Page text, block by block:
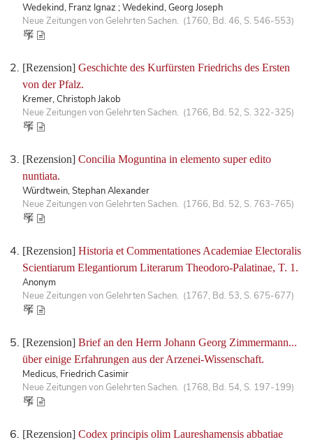
Wedekind, Franz Ignaz ; Wedekind, Georg Joseph
Neue Zeitungen von Gelehrten Sachen. (1760, Bd. 46, S. 546-553)
[Rezension] Geschichte des Kurfürsten Friedrichs des Ersten
von der Pfalz.
Kremer, Christoph Jakob
Neue Zeitungen von Gelehrten Sachen. (1766, Bd. 52, S. 322-325)
[Rezension] Concilia Moguntina in elemento super edito
nuntiata.
Würdtwein, Stephan Alexander
Neue Zeitungen von Gelehrten Sachen. (1766, Bd. 52, S. 763-765)
[Rezension] Historia et Commentationes Academiae Electoralis
Scientiarum Elegantiorum Literarum Theodoro-Palatinae, T. 1.
Anonym
Neue Zeitungen von Gelehrten Sachen. (1767, Bd. 53, S. 675-677)
[Rezension] Brief an den Herrn Johann Georg Zimmermann...
über einige Erfahrungen aus der Arzenei-Wissenschaft.
Medicus, Friedrich Casimir
Neue Zeitungen von Gelehrten Sachen. (1768, Bd. 54, S. 197-199)
[Rezension] Codex principis olim Laureshamensis abbatiae